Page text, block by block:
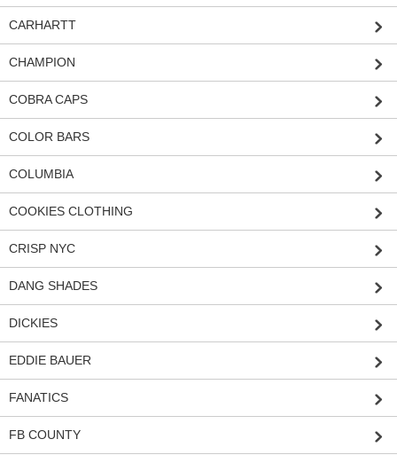
CARHARTT
CHAMPION
COBRA CAPS
COLOR BARS
COLUMBIA
COOKIES CLOTHING
CRISP NYC
DANG SHADES
DICKIES
EDDIE BAUER
FANATICS
FB COUNTY